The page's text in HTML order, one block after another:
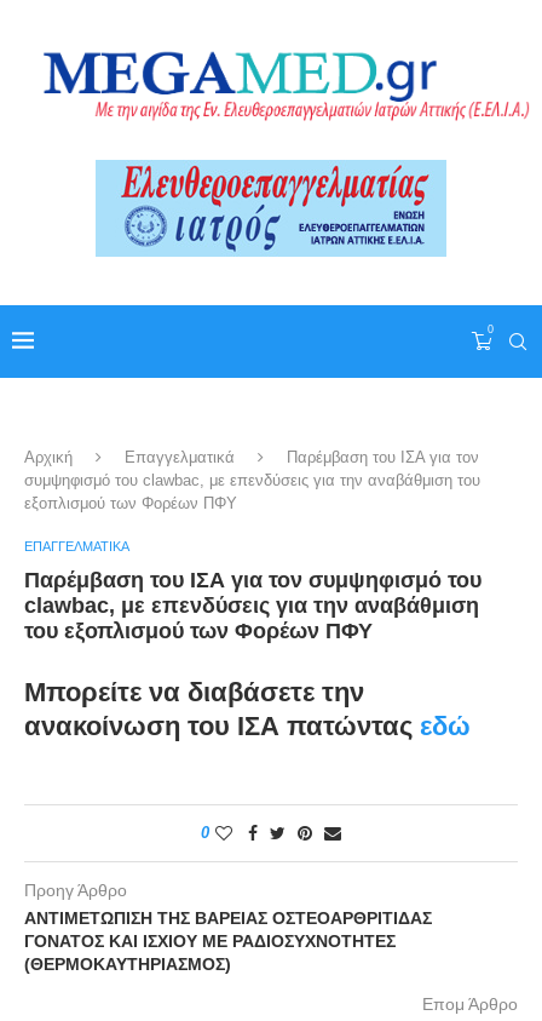
0
Αρχική Επαγγελματικά
Παρέμβαση του ΙΣΑ για τον
συμψηφισμό του clawbac, με επενδύσεις για την αναβάθμιση του
εξοπλισμού των Φορέων ΠΦΥ
ΕΠΑΓΓΕΛΜΑΤΙΚΆ
Παρέμβαση του ΙΣΑ για τον συμψηφισμό του
clawbac, με επενδύσεις για την αναβάθμιση
του εξοπλισμού των Φορέων ΠΦΥ
Μπορείτε να διαβάσετε την
ανακοίνωση του ΙΣΑ πατώντας εδώ
0
Προηγ Άρθρο
ΑΝΤΙΜΕΤΩΠΙΣΗ ΤΗΣ ΒΑΡΕΙΑΣ ΟΣΤΕΟΑΡΘΡΙΤΙΔΑΣ
ΓΟΝΑΤΟΣ ΚΑΙ ΙΣΧΙΟΥ ΜΕ ΡΑΔΙΟΣΥΧΝΟΤΗΤΕΣ
(ΘΕΡΜΟΚΑΥΤΗΡΙΑΣΜΟΣ)
Επομ Άρθρο